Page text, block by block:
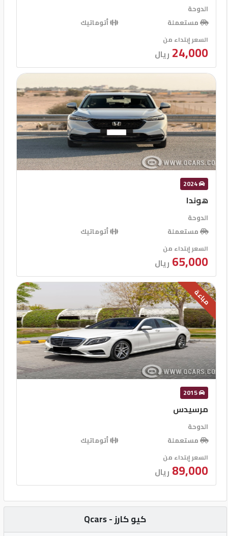
الدوحة
مستعملة
أتوماتيك
السعر إبتداء من
24,000 ريال
2024
هوندا
الدوحة
مستعملة
أتوماتيك
السعر إبتداء من
65,000 ريال
مباعة
2015
مرسيدس
الدوحة
مستعملة
أتوماتيك
السعر إبتداء من
89,000 ريال
كيو كارز - Qcars